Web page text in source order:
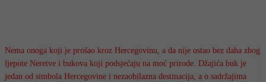
Nema onoga koji je prošao kroz Hercegovinu, a da nije ostao bez daha zbog
ljepote Neretve i bukova koji podsjećaju na moć prirode. Džajića buk je
jedan od simbola Hercegovine i nezaobilazna destinacija, a o sadržajima